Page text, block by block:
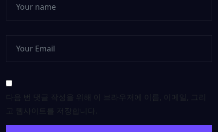
다음 번 댓글 작성을 위해 이 브라우저에 이름, 이메일, 그리
고 웹사이트를 저장합니다.